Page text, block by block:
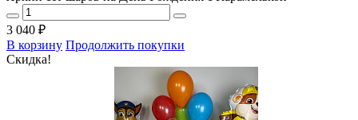
3 040 ₽
В корзину Продолжить покупки
Скидка!